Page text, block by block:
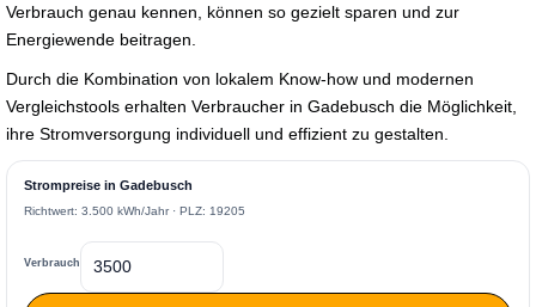
Verbrauch genau kennen, können so gezielt sparen und zur
Energiewende beitragen.
Durch die Kombination von lokalem Know-how und modernen
Vergleichstools erhalten Verbraucher in Gadebusch die Möglichkeit,
ihre Stromversorgung individuell und effizient zu gestalten.
Strompreise in Gadebusch
Richtwert: 3.500 kWh/Jahr · PLZ: 19205
Verbrauch